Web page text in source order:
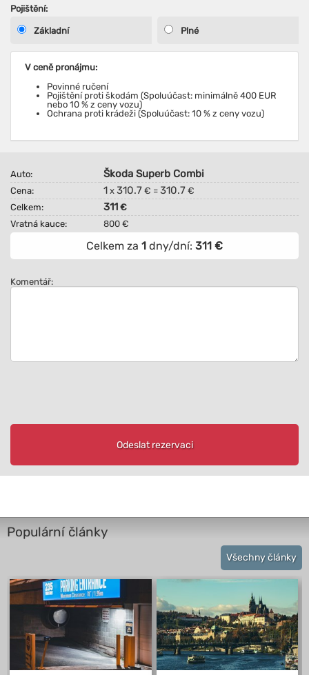
Pojištění:
Základní Plné
V ceně pronájmu:
Povinné ručení
Pojištění proti škodám (Spoluúčast: minimálně 400 EUR
nebo 10 % z ceny vozu)
Ochrana proti krádeži (Spoluúčast: 10 % z ceny vozu)
Auto: Škoda Superb Combi
Cena: 1 x 310.7 € = 310.7 €
Celkem:
311 €
Vratná kauce:
800 €
Celkem za 1 dny/dní: 311 €
Komentář:
Odeslat rezervaci
Populární články
Všechny články